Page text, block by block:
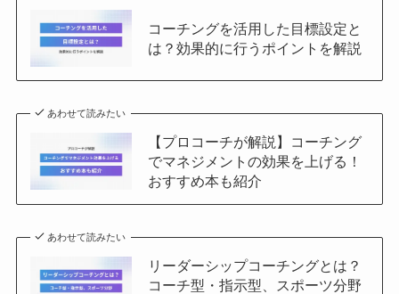
コーチングを活用した目標設定と
は？効果的に行うポイントを解説
あわせて読みたい
【プロコーチが解説】コーチング
でマネジメントの効果を上げる！
おすすめ本も紹介
あわせて読みたい
リーダーシップコーチングとは？
コーチ型・指示型、スポーツ分野